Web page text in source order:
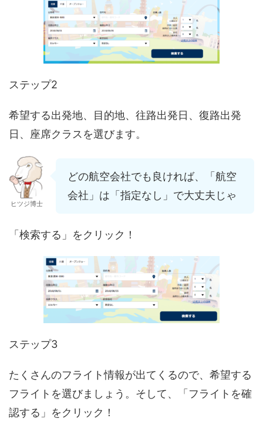
ステップ2
希望する出発地、目的地、往路出発日、復路出発
日、座席クラスを選びます。
ヒツジ博士
どの航空会社でも良ければ、「航空
会社」は「指定なし」で大丈夫じゃ
「検索する」をクリック！
ステップ3
たくさんのフライト情報が出てくるので、希望する
フライトを選びましょう。そして、「フライトを確
認する」をクリック！